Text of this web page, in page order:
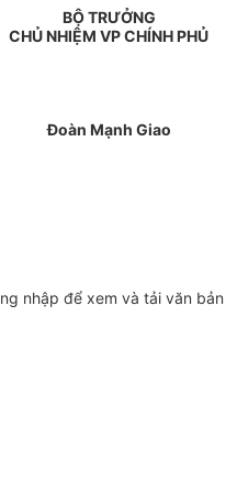
BỘ TRƯỞNG
CHỦ NHIỆM VP CHÍNH PHỦ
Đoàn Mạnh Giao
nhập để xem và tải văn bản